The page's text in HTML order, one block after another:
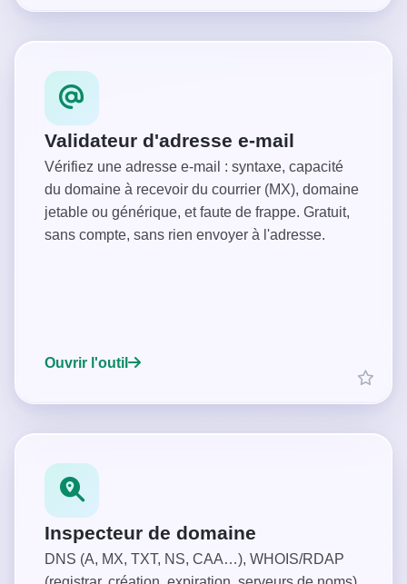
Validateur d'adresse e-mail
Vérifiez une adresse e-mail : syntaxe, capacité
du domaine à recevoir du courrier (MX), domaine
jetable ou générique, et faute de frappe. Gratuit,
sans compte, sans rien envoyer à l'adresse.
Ouvrir l'outil
Inspecteur de domaine
DNS (A, MX, TXT, NS, CAA…), WHOIS/RDAP